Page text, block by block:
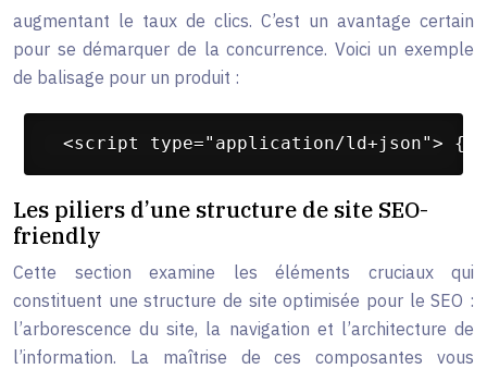
augmentant le taux de clics. C’est un avantage certain
pour se démarquer de la concurrence. Voici un exemple
de balisage pour un produit :
<script type="application/ld+json"> {
Les piliers d’une structure de site SEO-
friendly
Cette section examine les éléments cruciaux qui
constituent une structure de site optimisée pour le SEO :
l’arborescence du site, la navigation et l’architecture de
l’information. La maîtrise de ces composantes vous